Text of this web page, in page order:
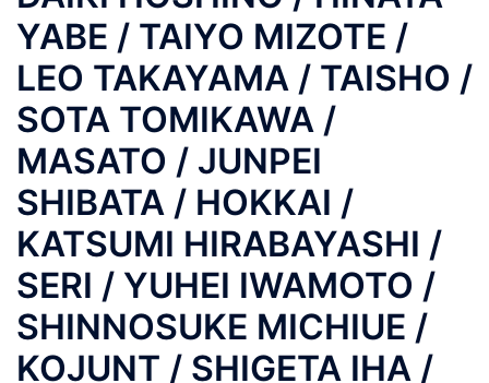
YABE / TAIYO MIZOTE /
LEO TAKAYAMA / TAISHO /
SOTA TOMIKAWA /
MASATO / JUNPEI
SHIBATA / HOKKAI /
KATSUMI HIRABAYASHI /
SERI / YUHEI IWAMOTO /
SHINNOSUKE MICHIUE /
KOJUNT / SHIGETA IHA /